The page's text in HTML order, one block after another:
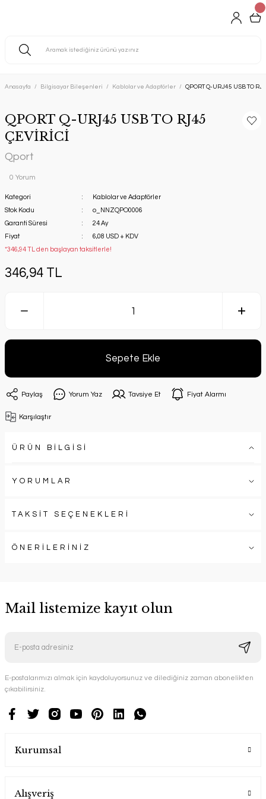
Anasayfa Bilgisayar Bileşenleri Kablolar ve Adaptörler QPORT Q-URJ45 USB TO
QPORT Q-URJ45 USB TO RJ45
ÇEVİRİCİ
Qport
0 Yorum
Kategori
Kablolar ve Adaptörler
Stok Kodu
o_NNZQPO0006
Garanti Süresi
24 Ay
Fiyat
6,08 USD + KDV
*346,94 TL den başlayan taksitlerle!
346,94 TL
Sepete Ekle
Paylaş Yorum Yaz Tavsiye Et Fiyat Alarmı
Karşılaştır
ÜRÜN BİLGİSİ
YORUMLAR
TAKSİT SEÇENEKLERİ
ÖNERİLERİNİZ
Mail listemize kayıt olun
E-postalarımızı almak için kaydoluyorsunuz ve dilediğiniz zaman abonelikten
çıkabilirsiniz.
Kurumsal
Alışveriş